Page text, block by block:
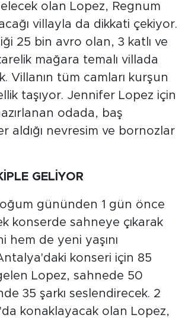
olan Lopez, Regnum
villayla da dikkati çekiyor.
25 bin avro olan, 3 katlı ve
mağara temalı villada
Villanın tüm camları kurşun
taşıyor. Jennifer Lopez için
odada, baş
aldığı nevresim ve bornozlar
GELİYOR
gününden 1 gün önce
konserde sahneye çıkarak
hem de yeni yaşını
konseri için 85
Lopez, sahnede 50
35 şarkı seslendirecek. 2
konaklayacak olan Lopez,